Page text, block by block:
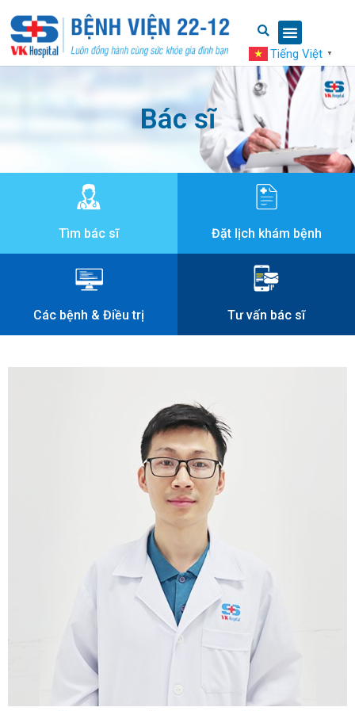
Tiếng Việt ▼
Bác sĩ
Tìm bác sĩ Đặt lịch khám bệnh
Các bệnh & Điều trị Tư vấn bác sĩ